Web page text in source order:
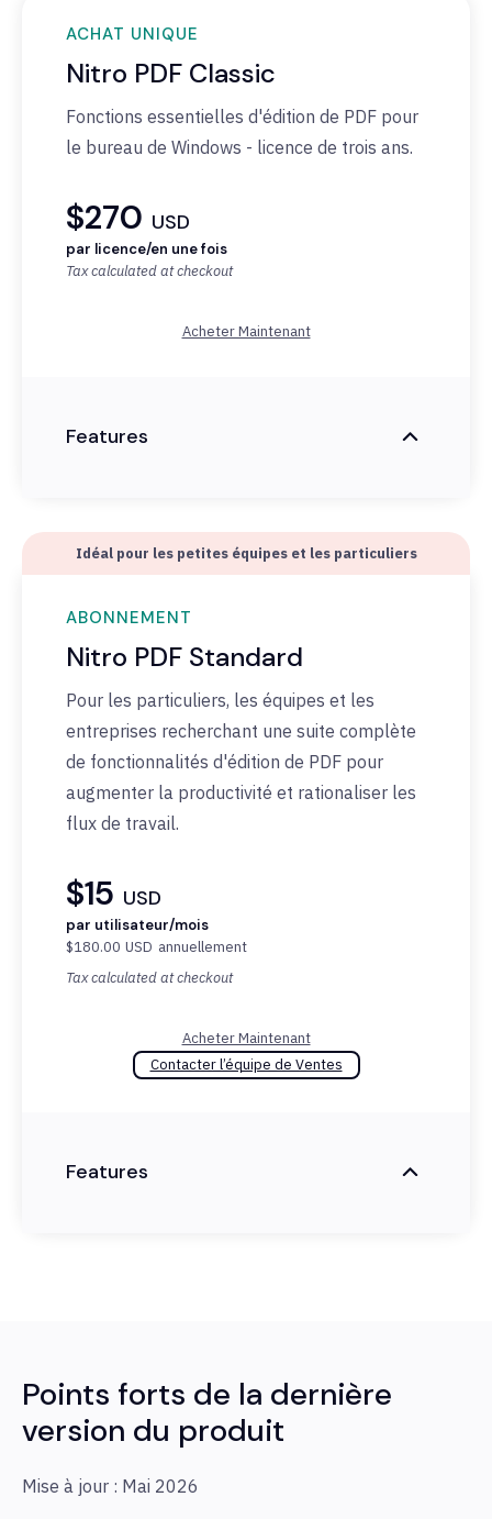
ACHAT UNIQUE
Nitro PDF Classic
Fonctions essentielles d'édition de PDF pour
le bureau de Windows - licence de trois ans.
$270 USD
par licence/en une fois
Tax calculated at checkout
Acheter Maintenant
Features
Idéal pour les petites équipes et les particuliers
ABONNEMENT
Nitro PDF Standard
Pour les particuliers, les équipes et les
entreprises recherchant une suite complète
de fonctionnalités d'édition de PDF pour
augmenter la productivité et rationaliser les
flux de travail.
$15 USD
par utilisateur/mois
$180.00 USD annuellement
Tax calculated at checkout
Acheter Maintenant
Contacter l’équipe de Ventes
Features
Points forts de la dernière
version du produit
Mise à jour : Mai 2026